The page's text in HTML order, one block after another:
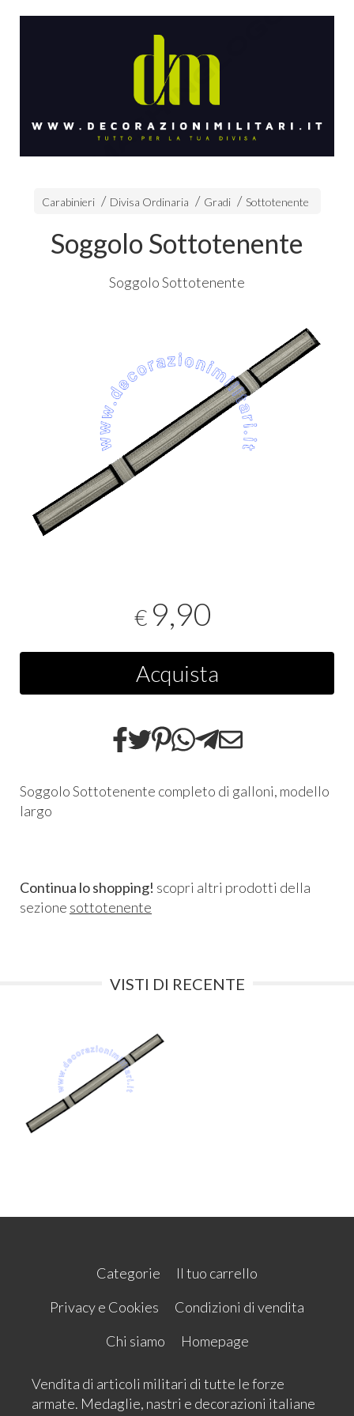
Carabinieri Divisa Ordinaria Gradi Sottotenente
Soggolo Sottotenente
Soggolo Sottotenente
€ 9,90
Acquista
Soggolo Sottotenente completo di galloni, modello
largo
Continua lo shopping! scopri altri prodotti della
sezione sottotenente
VISTI DI RECENTE
Categorie
Il tuo carrello
Privacy e Cookies
Condizioni di vendita
Chi siamo
Homepage
Vendita di articoli militari di tutte le forze
armate. Medaglie, nastri e decorazioni italiane